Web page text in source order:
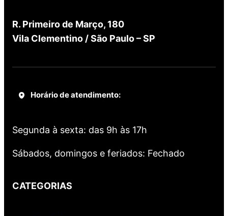
R. Primeiro de Março, 180
Vila Clementino / São Paulo – SP
Horário de atendimento:
Segunda à sexta: das 9h às 17h
Sábados, domingos e feriados: Fechado
CATEGORIAS